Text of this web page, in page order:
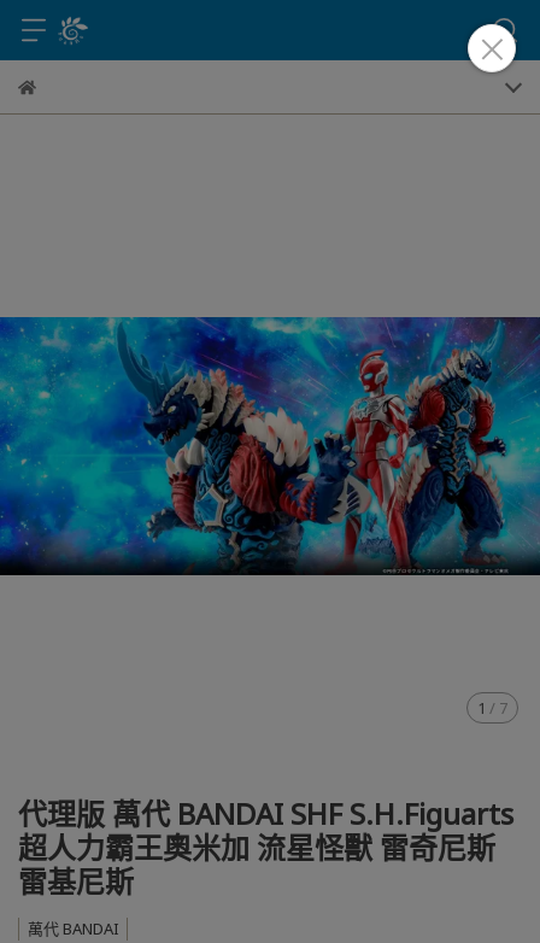
1 / 7
代理版 萬代 BANDAI SHF S.H.Figuarts
超人力霸王奧米加 流星怪獸 雷奇尼斯
雷基尼斯
萬代 BANDAI